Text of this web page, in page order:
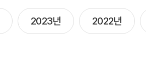
2023년 2022년